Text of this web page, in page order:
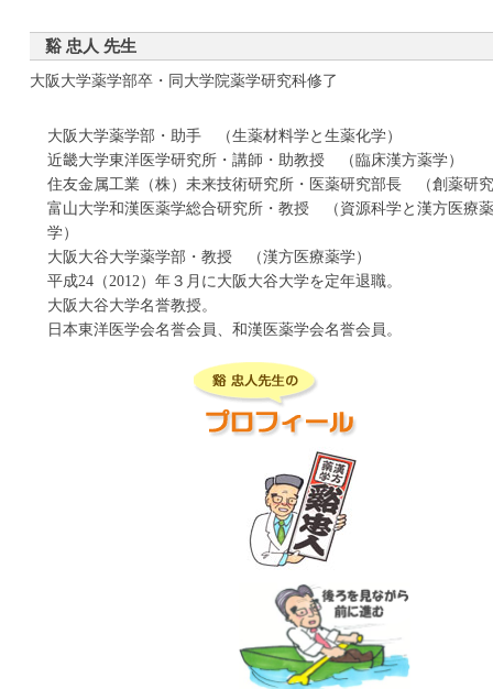
潤腸湯（ｼﾞｭﾝﾁｮｳﾄｳ）
小柴胡湯（ｼｮｳｻｲｺﾄｳ）
消風散（ｼｮｳﾌｳｻﾝ）
辛夷清肺湯（ｼﾝｲｾｲﾊｲﾄｳ）
参蘇飲（ｼﾞﾝｿｲﾝ）
真武湯（ｼﾝﾌﾞﾄｳ）
清上防風湯（ｾｲｼﾞｮｳﾎﾞｳﾌｳﾄｳ）
清暑益気湯（ｾｲｼｮｴｯｷﾄｳ）
疎経活血湯（ｿｹｲｶｯｹﾂﾄｳ）
平胃散（ﾍｲｲｻﾝ）
防風通聖散（ﾎﾞｳﾌｳﾂｳｼｮｳｻﾝ）
苓姜朮甘湯（ﾘｮｳｷｮｳｼﾞｭﾂｶﾝﾄｳ）
谿 忠人 先生
大阪大学薬学部卒・同大学院薬学研究科修了
大阪大学薬学部・助手 （生薬材料学と生薬化学）
近畿大学東洋医学研究所・講師・助教授 （臨床漢方薬学）
住友金属工業（株）未来技術研究所・医薬研究部長 （創薬研
富山大学和漢医薬学総合研究所・教授 （資源科学と漢方医療薬
学）
大阪大谷大学薬学部・教授 （漢方医療薬学）
平成24（2012）年３月に大阪大谷大学を定年退職。
大阪大谷大学名誉教授。
日本東洋医学会名誉会員、和漢医薬学会名誉会員。